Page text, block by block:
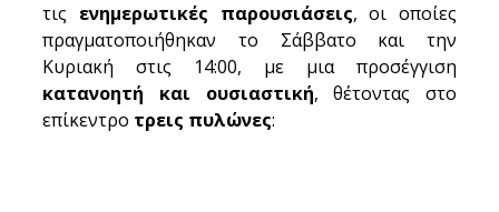
τις ενημερωτικές παρουσιάσεις, οι οποίες
πραγματοποιήθηκαν το Σάββατο και την
κατανοητή και ουσιαστική, θέτοντας στο
επίκεντρο τρεις πυλώνες: